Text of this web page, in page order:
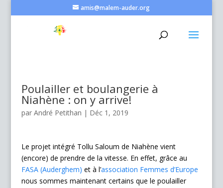
amis@malem-auder.org
Poulailler et boulangerie à
Niahène : on y arrive!
par André Petithan | Déc 1, 2019
Le projet intégré Tollu Saloum de Niahène vient
(encore) de prendre de la vitesse. En effet, grâce au
FASA (Auderghem) et à l’association Femmes d’Europe
nous sommes maintenant certains que le poulailler